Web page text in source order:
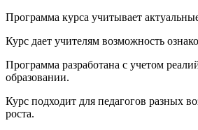
Программа курса учитывает
Курс дает учителям возможность
Программа разработана с учетом
образовании.
Курс подходит для педагогов разных
роста.